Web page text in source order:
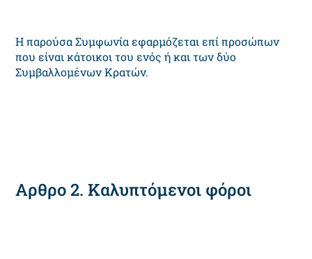
Η παρούσα Συμφωνία εφαρμόζεται επί προσώπων
που είναι κάτοικοι του ενός ή και των δύο
Συμβαλλομένων Κρατών.
Αρθρο 2. Καλυπτόμενοι φόροι